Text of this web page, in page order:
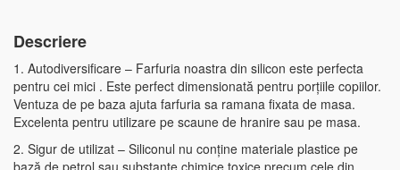
Descriere
1. Autodiversificare – Farfuria noastra din silicon este perfecta
pentru cei mici . Este perfect dimensionată pentru porțiile copiilor.
Ventuza de pe baza ajuta farfuria sa ramana fixata de masa.
Excelenta pentru utilizare pe scaune de hranire sau pe masa.
2. Sigur de utilizat – Siliconul nu conține materiale plastice pe